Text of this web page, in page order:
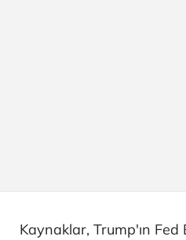
Kaynaklar, Trump'ın Fed